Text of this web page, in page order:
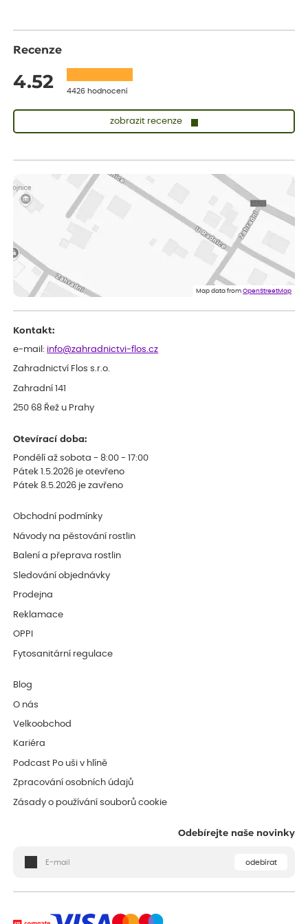
Recenze
4.52 4426 hodnocení
zobrazit recenze
Vše přišlo velice rychle krásně zabalené. Rostlinky po přesazení
velice dobře prospívají
Jarda
Dobrý den, byli jsme spokojeni
Eshop, objednání bylo v pořádku, žádný problém. Jen jsem byla
smutná z dodávky jedné kytky, která nebyla v nejlepší kondici a i
Map data fromOpenStreetMap
Kontakt:
e-mail: info@zahradnictvi-flos.cz
Zahradnictví Flos s.r.o.
Zahradní 141
250 68 Řež u Prahy
Otevírací doba:
Pondělí až sobota - 8:00 - 17:00
Pátek 1.5.2026 je otevřeno
Pátek 8.5.2026 je zavřeno
Obchodní podmínky
Návody na pěstování rostlin
Balení a přeprava rostlin
Sledování objednávky
Prodejna
Reklamace
OPPI
Fytosanitární regulace
Blog
O nás
Velkoobchod
Kariéra
Podcast Po uši v hlíně
Zpracování osobních údajů
Zásady o používání souborů cookie
Odebírejte naše novinky
odebírat